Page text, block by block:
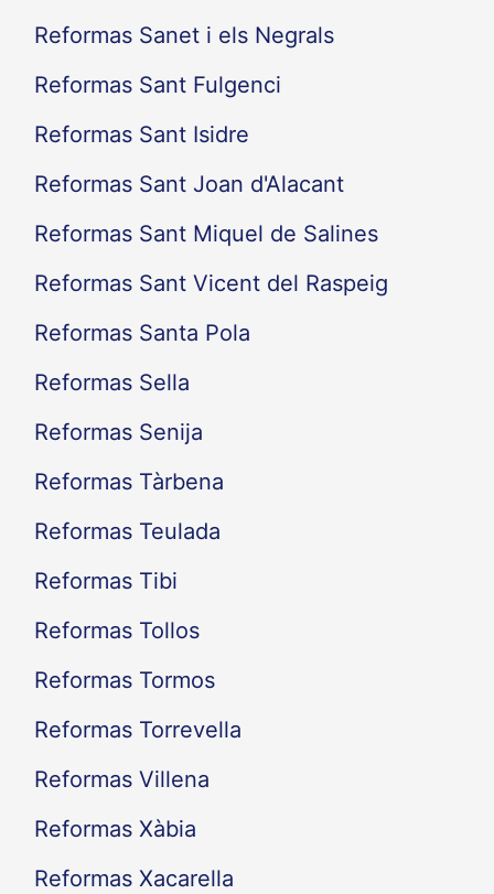
Reformas Sanet i els Negrals
Reformas Sant Fulgenci
Reformas Sant Isidre
Reformas Sant Joan d'Alacant
Reformas Sant Miquel de Salines
Reformas Sant Vicent del Raspeig
Reformas Santa Pola
Reformas Sella
Reformas Senija
Reformas Tàrbena
Reformas Teulada
Reformas Tibi
Reformas Tollos
Reformas Tormos
Reformas Torrevella
Reformas Villena
Reformas Xàbia
Reformas Xacarella